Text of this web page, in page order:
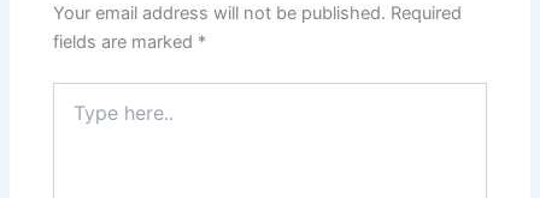
Your email address will not be published. Required
fields are marked *
here..